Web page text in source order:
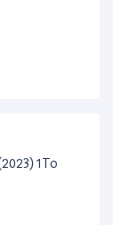
1To